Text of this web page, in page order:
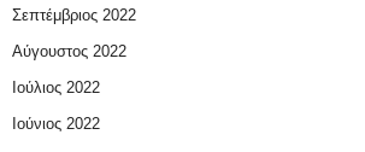
Σεπτέμβριος 2022
Αύγουστος 2022
Ιούλιος 2022
Ιούνιος 2022